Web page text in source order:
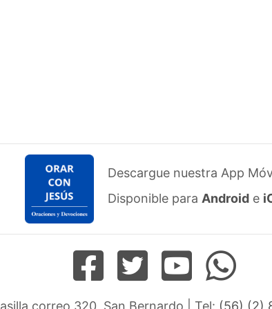
Descargue nuestra App
Disponible para Android e
correo 320, San Bernardo | Tel: (56) (2)